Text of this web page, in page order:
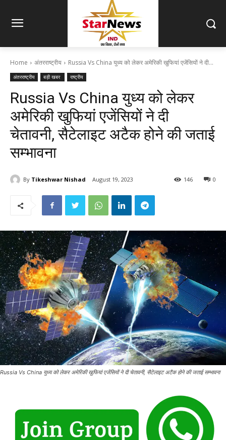
Home अंतरराष्ट्रीय Russia Vs China युध्य को लेकर अमेरिकी खुफियां एजेंसियों ने दी...
अंतरराष्ट्रीय बड़ी खबर राष्ट्रीय
Russia Vs China युध्य को लेकर
अमेरिकी खुफियां एजेंसियों ने दी
चेतावनी, सैटेलाइट अटैक होने की जताई
सम्भावना
By Tikeshwar Nishad August 19, 2023 0
146
Russia Vs China युध्य को लेकर अमेरिकी खुफियां एजेंसियों ने दी चेतावनी, सैटेलाइट अटैक होने की जताई सम्भावना